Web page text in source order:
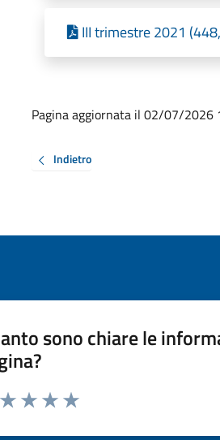
III trimestre 2021
Pagina aggiornata il 02/07/2026
Indietro
sono chiare le
da 1 a 5 stelle la pagina